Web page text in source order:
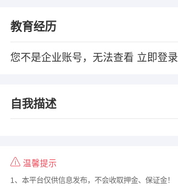
教育经历
您不是企业账号，无法查看 立即登录
自我描述
温馨提示
1、本平台仅供信息发布，不会收取押金、保证金！